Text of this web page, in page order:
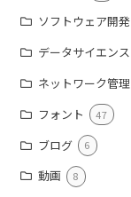
ソフトウェア開発
データサイエンス
ネットワーク管理
フォント 47
ブログ 6
動画 8